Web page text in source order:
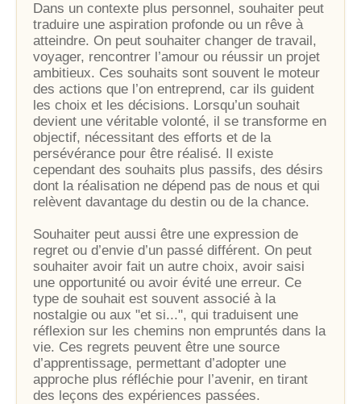
Dans un contexte plus personnel, souhaiter peut
traduire une aspiration profonde ou un rêve à
atteindre. On peut souhaiter changer de travail,
voyager, rencontrer l’amour ou réussir un projet
ambitieux. Ces souhaits sont souvent le moteur
des actions que l’on entreprend, car ils guident
les choix et les décisions. Lorsqu’un souhait
devient une véritable volonté, il se transforme en
objectif, nécessitant des efforts et de la
persévérance pour être réalisé. Il existe
cependant des souhaits plus passifs, des désirs
dont la réalisation ne dépend pas de nous et qui
relèvent davantage du destin ou de la chance.
Souhaiter peut aussi être une expression de
regret ou d’envie d’un passé différent. On peut
souhaiter avoir fait un autre choix, avoir saisi
une opportunité ou avoir évité une erreur. Ce
type de souhait est souvent associé à la
nostalgie ou aux "et si...", qui traduisent une
réflexion sur les chemins non empruntés dans la
vie. Ces regrets peuvent être une source
d’apprentissage, permettant d’adopter une
approche plus réfléchie pour l’avenir, en tirant
des leçons des expériences passées.